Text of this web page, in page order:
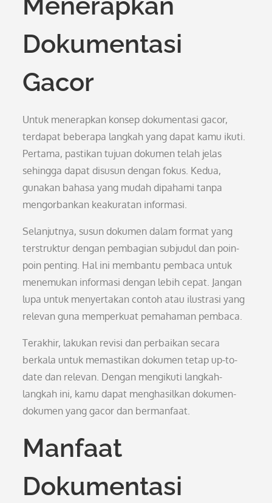
Dokumentasi
Gacor
Untuk menerapkan konsep dokumentasi gacor,
terdapat beberapa langkah yang dapat kamu ikuti.
Pertama, pastikan tujuan dokumen telah jelas
sehingga dapat disusun dengan fokus. Kedua,
gunakan bahasa yang mudah dipahami tanpa
mengorbankan keakuratan informasi.
Selanjutnya, susun dokumen dalam format yang
terstruktur dengan pembagian subjudul dan poin-
poin penting. Hal ini membantu pembaca untuk
menemukan informasi dengan lebih cepat. Jangan
lupa untuk menyertakan contoh atau ilustrasi yang
relevan guna memperkuat pemahaman pembaca.
Terakhir, lakukan revisi dan perbaikan secara
berkala untuk memastikan dokumen tetap up-to-
date dan relevan. Dengan mengikuti langkah-
langkah ini, kamu dapat menghasilkan dokumen-
dokumen yang gacor dan bermanfaat.
Manfaat
Dokumentasi